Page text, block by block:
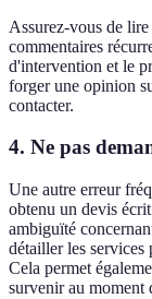
Assurez-vous de
commentaires
d'intervention et le
forger une opinion
contacter.
4. Ne pas
Une autre erreur
obtenu un devis
ambiguïté
détailler les services
Cela permet
survenir au moment